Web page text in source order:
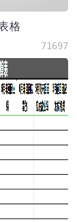
格
71697